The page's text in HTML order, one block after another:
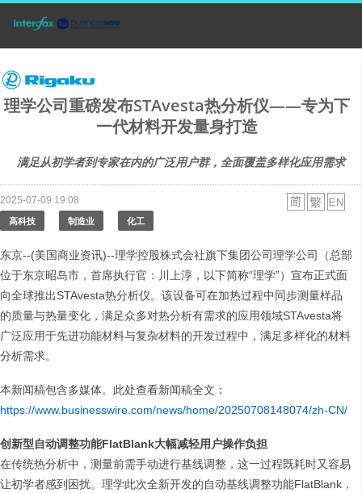
理学公司重磅发布STAvesta热分析仪——专为下
一代材料开发量身打造
满足从初学者到专家在内的广泛用户群，全面覆盖多样化应用需求
2025-07-09 19:08
高科技 制造业 化工
东京--(美国商业资讯)--理学控股株式会社旗下集团公司理学公司（总部
位于东京昭岛市，首席执行官：川上淳，以下简称“理学”）宣布正式面
向全球推出STAvesta热分析仪。该设备可在加热过程中同步测量样品
的质量与热量变化，满足众多对热分析有需求的应用领域STAvesta将
广泛应用于先进功能材料与复杂材料的开发过程中，满足多样化的材料
分析需求。
本新闻稿包含多媒体。此处查看新闻稿全文：
https://www.businesswire.com/news/home/20250708148074/zh-CN/
创新型自动调整功能FlatBlank大幅减轻用户操作负担
在传统热分析中，测量前需手动进行基线调整，这一过程既耗时又容易
让初学者感到困扰。理学此次全新开发的自动基线调整功能FlatBlank，